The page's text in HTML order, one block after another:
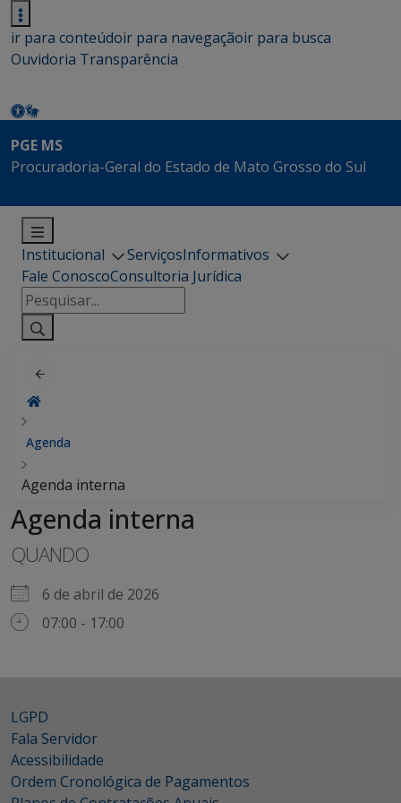
ir para conteúdoir para navegaçãoir para busca
Ouvidoria Transparência
PGE MS
Procuradoria-Geral do Estado de Mato Grosso do Sul
Institucional ServiçosInformativos
Fale ConoscoConsultoria Jurídica
Pesquisar
por:
Agenda
Agenda interna
Agenda interna
QUANDO
6 de abril de 2026
07:00 - 17:00
LGPD
Fala Servidor
Acessibilidade
Ordem Cronológica de Pagamentos